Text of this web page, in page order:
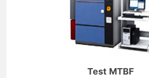
Test MTBF